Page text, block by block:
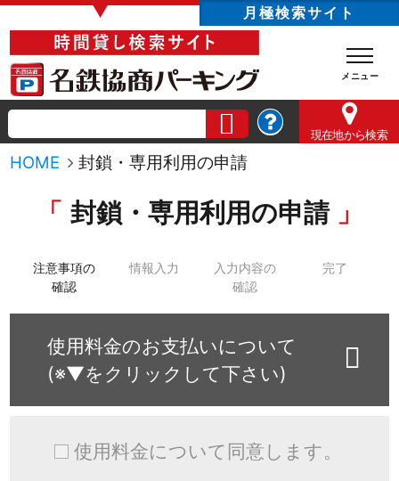
▼ 月極検索サイト
現在地から検索
HOME 封鎖・専用利用の申請
封鎖・専用利用の申請
注意事項の
確認
情報入力
入力内容の
確認
完了
使用料金のお支払いについて
(※▼をクリックして下さい)
使用料金について同意します。